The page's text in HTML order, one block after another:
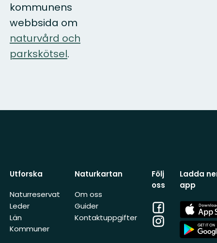
kommunens
webbsida om
naturvård och
parkskötsel.
Utforska
Naturreservat
Leder
Län
Kommuner
Naturkartan
Om oss
Guider
Kontaktuppgifter
Följ
oss
Facebook
Instagram
Ladda
app
App
Store
App
Store